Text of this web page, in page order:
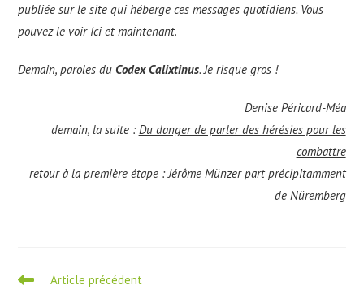
publiée sur le site qui héberge ces messages quotidiens. Vous
pouvez le voir Ici et maintenant.
Demain, paroles du Codex Calixtinus. Je risque gros !
Denise Péricard-Méa
demain, la suite : Du danger de parler des hérésies pour les
combattre
retour à la première étape : Jérôme Münzer part précipitamment
de Nüremberg
Read
Article précédent